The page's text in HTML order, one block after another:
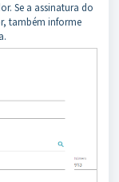
Se a assinatura do
também informe